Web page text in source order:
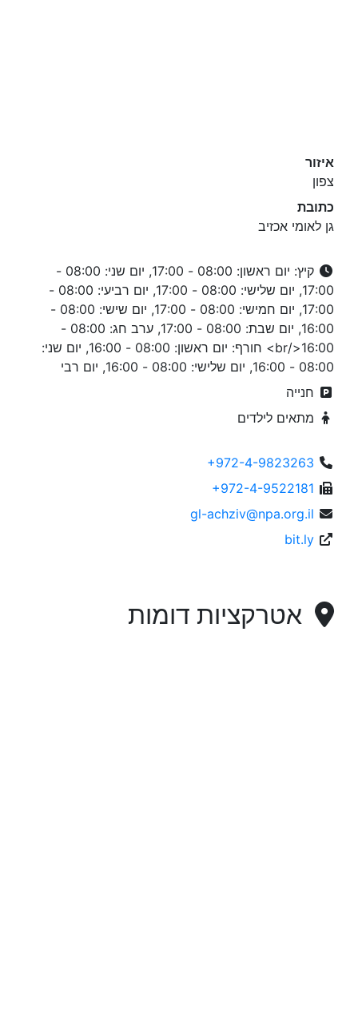
איזור
צפון
כתובת
גן לאומי אכזיב
קיץ: יום ראשון: 08:00 - 17:00, יום שני: 08:00 -
17:00, יום שלישי: 08:00 - 17:00, יום רביעי: 08:00 -
17:00, יום חמישי: 08:00 - 17:00, יום שישי: 08:00 -
16:00, יום שבת: 08:00 - 17:00, ערב חג: 08:00 -
16:00</br> חורף: יום ראשון: 08:00 - 16:00, יום שני:
08:00 - 16:00, יום שלישי: 08:00 - 16:00, יום רבי
חנייה
מתאים לילדים
+972-4-9823263
+972-4-9522181
gl-achziv@npa.org.il
bit.ly
אטרקציות דומות